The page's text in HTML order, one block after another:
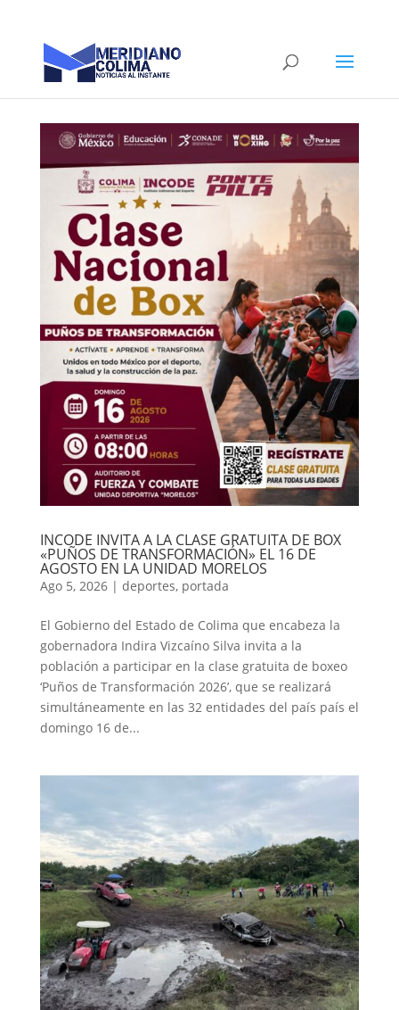
INCODE INVITA A LA CLASE GRATUITA DE BOX
«PUÑOS DE TRANSFORMACIÓN» EL 16 DE
AGOSTO EN LA UNIDAD MORELOS
Ago 5, 2026| deportes, portada
El Gobierno del Estado de Colima que encabeza la
gobernadora Indira Vizcaíno Silva invita a la
población a participar en la clase gratuita de boxeo
‘Puños de Transformación 2026’, que se realizará
simultáneamente en las 32 entidades del país país el
domingo 16 de...